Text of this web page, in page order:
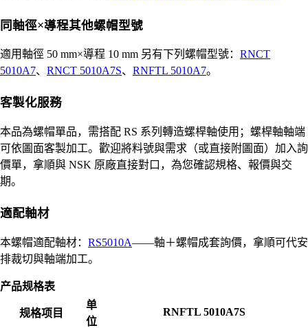
同軸徑×導程其他螺帽型號
適用軸徑 50 mm×導程 10 mm 另有下列螺帽型號： RNCT
5010A7、 RNCT 5010A7S、 RNFTL 5010A7。
客製化服務
本品為螺帽單品，需搭配 RS 系列轉造螺桿軸使用；螺桿軸軸端
可依圖面客製加工。歡迎將料號與需求（或直接附圖面）加入詢
價單，拿順與 NSK 原廠直接對口，為您確認規格、報價與交
期。
適配軸材
本螺帽適配軸材： RS5010A——軸＋螺帽成套詢價，拿順可代安
排裁切與軸端加工。
产品规格表
规格项目
单
位
RNFTL 5010A7S